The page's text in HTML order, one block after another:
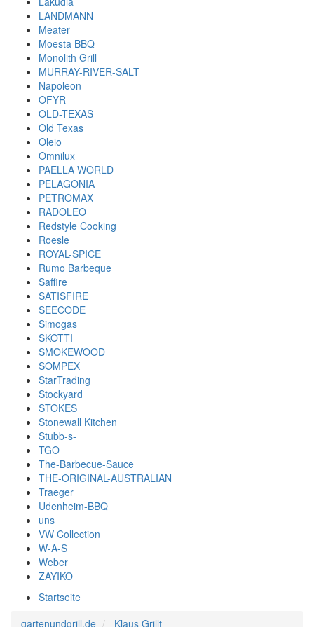
LANDMANN
Meater
Moesta BBQ
Monolith Grill
MURRAY-RIVER-SALT
Napoleon
OFYR
OLD-TEXAS
Old Texas
Oleio
Omnilux
PAELLA WORLD
PELAGONIA
PETROMAX
RADOLEO
Redstyle Cooking
Roesle
ROYAL-SPICE
Rumo Barbeque
Saffire
SATISFIRE
SEECODE
Simogas
SKOTTI
SMOKEWOOD
SOMPEX
StarTrading
Stockyard
STOKES
Stonewall Kitchen
Stubb-s-
TGO
The-Barbecue-Sauce
THE-ORIGINAL-AUSTRALIAN
Traeger
Udenheim-BBQ
uns
VW Collection
W-A-S
Weber
ZAYIKO
Startseite
gartenundgrill.de
Klaus Grillt